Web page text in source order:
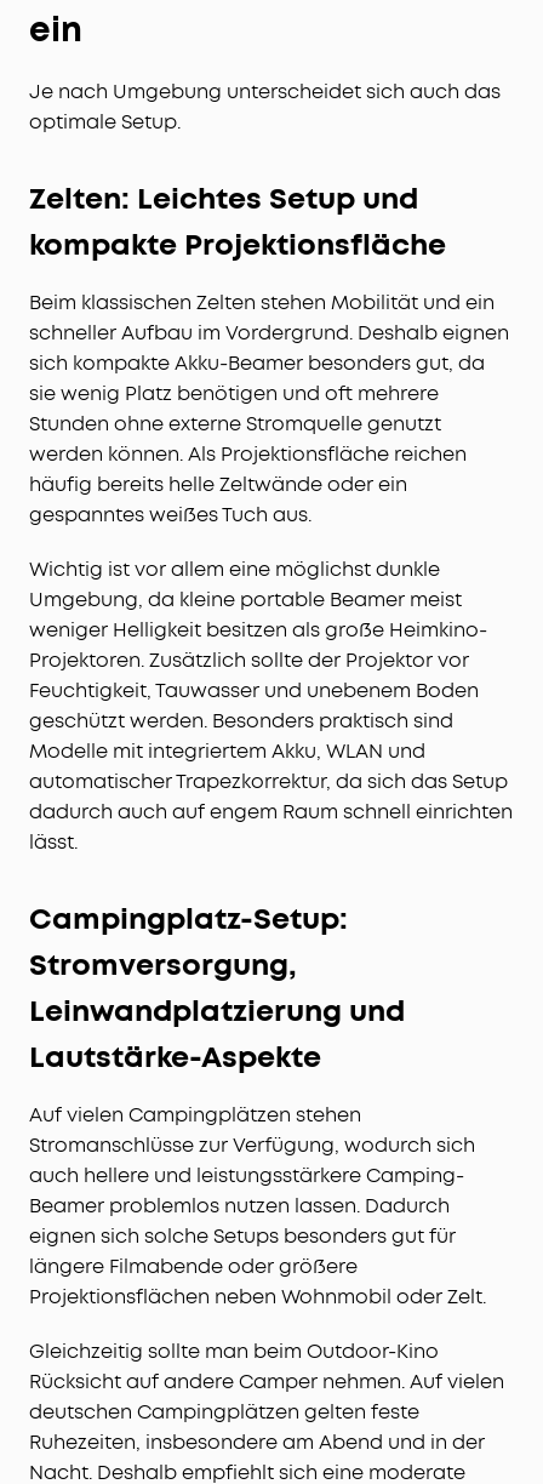
ein
Je nach Umgebung unterscheidet sich auch das
optimale Setup.
Zelten: Leichtes Setup und
kompakte Projektionsfläche
Beim klassischen Zelten stehen Mobilität und ein
schneller Aufbau im Vordergrund. Deshalb eignen
sich kompakte Akku-Beamer besonders gut, da
sie wenig Platz benötigen und oft mehrere
Stunden ohne externe Stromquelle genutzt
werden können. Als Projektionsfläche reichen
häufig bereits helle Zeltwände oder ein
gespanntes weißes Tuch aus.
Wichtig ist vor allem eine möglichst dunkle
Umgebung, da kleine portable Beamer meist
weniger Helligkeit besitzen als große Heimkino-
Projektoren. Zusätzlich sollte der Projektor vor
Feuchtigkeit, Tauwasser und unebenem Boden
geschützt werden. Besonders praktisch sind
Modelle mit integriertem Akku, WLAN und
automatischer Trapezkorrektur, da sich das Setup
dadurch auch auf engem Raum schnell einrichten
lässt.
Campingplatz-Setup:
Stromversorgung,
Leinwandplatzierung und
Lautstärke-Aspekte
Auf vielen Campingplätzen stehen
Stromanschlüsse zur Verfügung, wodurch sich
auch hellere und leistungsstärkere Camping-
Beamer problemlos nutzen lassen. Dadurch
eignen sich solche Setups besonders gut für
längere Filmabende oder größere
Projektionsflächen neben Wohnmobil oder Zelt.
Gleichzeitig sollte man beim Outdoor-Kino
Rücksicht auf andere Camper nehmen. Auf vielen
deutschen Campingplätzen gelten feste
Ruhezeiten, insbesondere am Abend und in der
Nacht. Deshalb empfiehlt sich eine moderate